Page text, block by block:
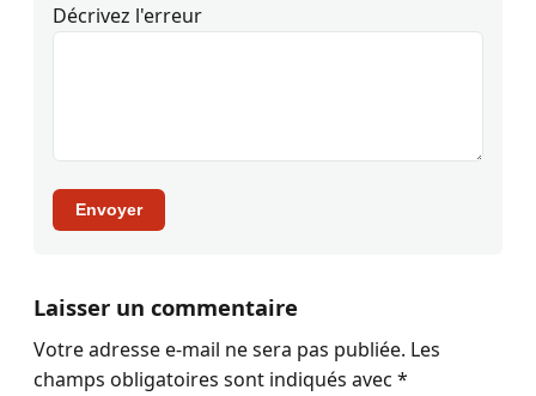
Décrivez l'erreur
Envoyer
Laisser un commentaire
Votre adresse e-mail ne sera pas publiée. Les
champs obligatoires sont indiqués avec *